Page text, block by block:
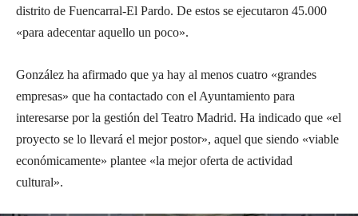
distrito de Fuencarral-El Pardo. De estos se ejecutaron 45.000
«para adecentar aquello un poco».
González ha afirmado que ya hay al menos cuatro «grandes
empresas» que ha contactado con el Ayuntamiento para
interesarse por la gestión del Teatro Madrid. Ha indicado que «el
proyecto se lo llevará el mejor postor», aquel que siendo «viable
económicamente» plantee «la mejor oferta de actividad
cultural».